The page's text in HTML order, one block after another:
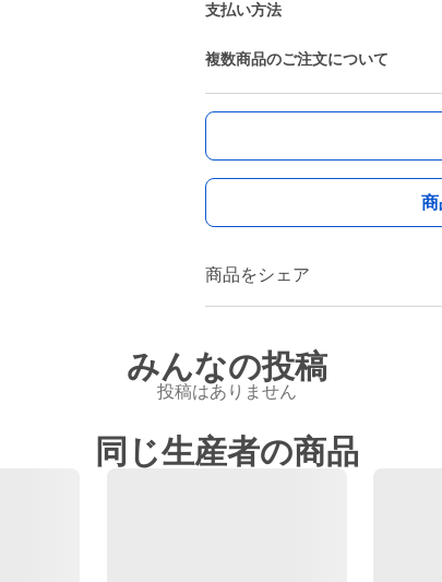
支払い方法
複数商品のご注文について
商
商品をシェア
みんなの投稿
投稿はありません
同じ生産者の商品